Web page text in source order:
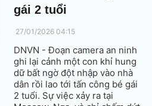
gái 2 tuổi
27/01/2026 04:15
DNVN - Đoạn camera an ninh
ghi lại cảnh một con khỉ hung
dữ bất ngờ đột nhập vào nhà
dân rồi lao tới tấn công bé gái
2 tuổi. Sự việc xảy ra tại